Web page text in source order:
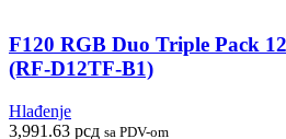
F120 RGB Duo Triple Pack
(RF-D12TF-B1)
Hlađenje
3,991.63 рсд sa PDV-om